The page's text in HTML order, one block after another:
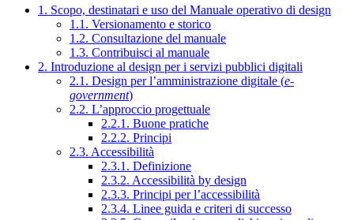
1. Scopo, destinatari e uso del Manuale operativo di design
1.1. Versionamento e storico
1.2. Consultazione del manuale
1.3. Contribuisci al manuale
2. Introduzione al design per i servizi pubblici digitali
2.1. Design per l’amministrazione digitale (e-
government)
2.2. L’approccio progettuale
2.2.1. Buone pratiche
2.2.2. Principi
2.3. Accessibilità
2.3.1. Definizione
2.3.2. Accessibilità by design
2.3.3. Principi per l’accessibilità
2.3.4. Linee guida e criteri di successo